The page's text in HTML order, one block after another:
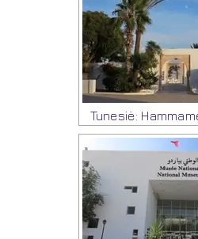
Tunesië: